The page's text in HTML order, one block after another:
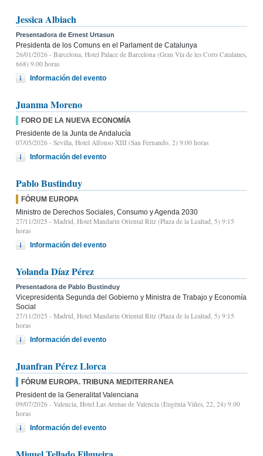
Jessica Albiach
Presentadora de Ernest Urtasun
Presidenta de los Comuns en el Parlament de Catalunya
26/01/2026 - Barcelona, Hotel Palace de Barcelona (Gran Vía de les Corts Catalanes,
668) 9.00 horas
Información del evento
Juanma Moreno
FORO DE LA NUEVA ECONOMÍA
Presidente de la Junta de Andalucía
07/05/2026 - Sevilla, Hotel Alfonso XIII (San Fernando, 2) 9:00 horas
Información del evento
Pablo Bustinduy
FÓRUM EUROPA
Ministro de Derechos Sociales, Consumo y Agenda 2030
27/11/2025 - Madrid, Hotel Mandarin Oriental Ritz (Plaza de la Lealtad, 5) 9:15
horas
Información del evento
Yolanda Díaz Pérez
Presentadora de Pablo Bustinduy
Vicepresidenta Segunda del Gobierno y Ministra de Trabajo y Economía
Social
27/11/2025 - Madrid, Hotel Mandarin Oriental Ritz (Plaza de la Lealtad, 5) 9:15
horas
Información del evento
Juanfran Pérez Llorca
FÓRUM EUROPA. TRIBUNA MEDITERRANEA
President de la Generalitat Valenciana
09/07/2026 - Valencia, Hotel Las Arenas de Valencia (Eugènia Viñes, 22, 24) 9.00
horas
Información del evento